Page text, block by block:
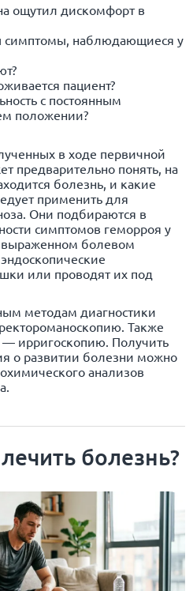
ощутил дискомфорт в
симптомы, наблюдающиеся у
пациент?
с постоянным
положении?
в ходе первичной
предварительно понять, на
болезнь, и какие
применить для
Они подбираются в
симптомов геморроя у
болевом
или проводят их под
методам диагностики
Также
— ирригоскопию. Получить
о развитии болезни можно
анализов
болезнь?